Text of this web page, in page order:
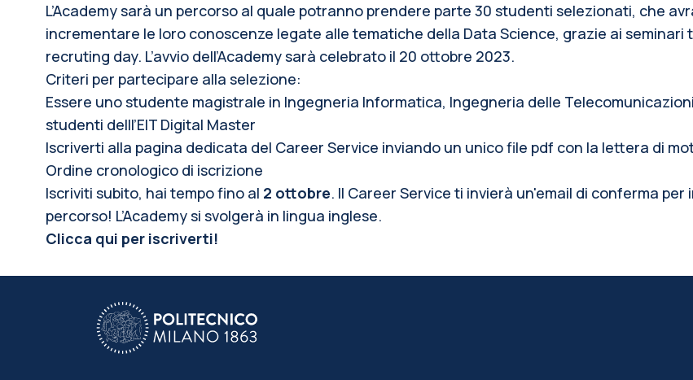
L’Academy sarà un percorso al quale potranno prendere parte 30 studenti selezionati, che
incrementare le loro conoscenze legate alle tematiche della Data Science, grazie ai
recruting day. L’avvio dell’Academy sarà celebrato il 20 ottobre 2023.
Criteri per partecipare alla selezione:
Essere uno studente magistrale in Ingegneria Informatica, Ingegneria delle
studenti delll’EIT Digital Master
Iscriverti alla pagina dedicata del Career Service inviando un unico file pdf con la lettera di
Ordine cronologico di iscrizione
Iscriviti subito, hai tempo fino al 2 ottobre. Il Career Service ti invierà un'email di conferma
percorso! L’Academy si svolgerà in lingua inglese.
Clicca qui per iscriverti!